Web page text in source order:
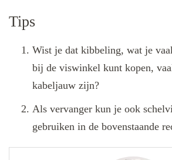
Tips
Wist je dat kibbeling, wat je
bij de viswinkel kunt kopen,
kabeljauw zijn?
Als vervanger kun je ook
gebruiken in de bovenstaande